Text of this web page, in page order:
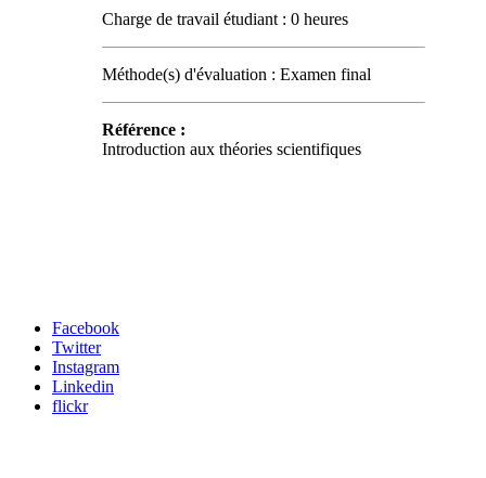
Charge de travail étudiant : 0 heures
Méthode(s) d'évaluation : Examen final
Référence :
Introduction aux théories scientifiques
Facebook
Twitter
Instagram
Linkedin
flickr